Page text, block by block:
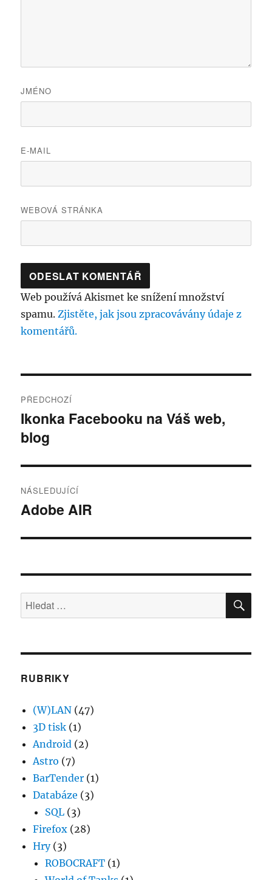
JMÉNO
E-MAIL
WEBOVÁ STRÁNKA
Web používá Akismet ke snížení množství
spamu.Zjistěte, jak jsou zpracovávány údaje z
komentářů.
pro
příspěvek
PŘEDCHOZÍ
Předchozí
příspěvek:
Ikonka Facebooku na Váš web,
blog
NÁSLEDUJÍCÍ
Následující
Adobe AIR
Hledat:
RUBRIKY
(W)LAN (47)
3D tisk (1)
Android (2)
Astro (7)
BarTender (1)
Databáze (3)
SQL (3)
Firefox (28)
Hry(3)
ROBOCRAFT (1)